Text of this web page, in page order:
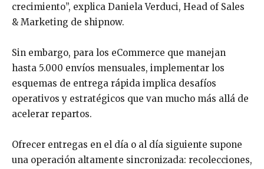
crecimiento”, explica Daniela Verduci, Head of Sales
& Marketing de shipnow.
Sin embargo, para los eCommerce que manejan
hasta 5.000 envíos mensuales, implementar los
esquemas de entrega rápida implica desafíos
operativos y estratégicos que van mucho más allá de
acelerar repartos.
Ofrecer entregas en el día o al día siguiente supone
una operación altamente sincronizada: recolecciones,